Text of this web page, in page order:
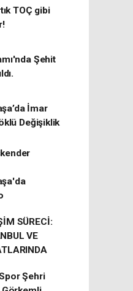
TOÇ gibi
Şehit
İmar
Değişiklik
SÜRECİ:
VE
Şehri